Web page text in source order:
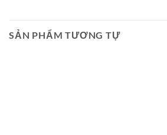
SẢN PHẨM TƯƠNG TỰ